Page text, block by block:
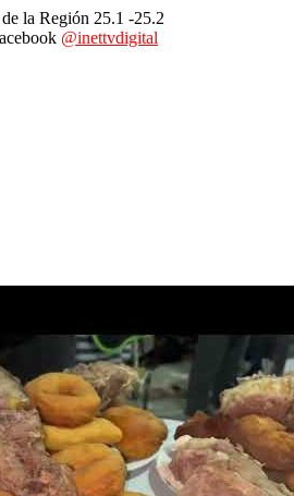
la Región 25.1 -25.2
@inettvdigital